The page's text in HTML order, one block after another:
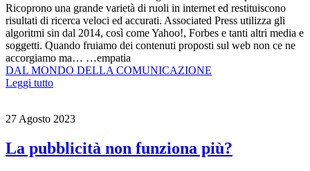
Ricoprono una grande varietà di ruoli in internet ed restituiscono
risultati di ricerca veloci ed accurati. Associated Press utilizza gli
algoritmi sin dal 2014, così come Yahoo!, Forbes e tanti altri media e
soggetti. Quando fruiamo dei contenuti proposti sul web non ce ne
accorgiamo ma… …empatia
DAL MONDO DELLA COMUNICAZIONE
Leggi tutto
27 Agosto 2023
La pubblicità non funziona più?